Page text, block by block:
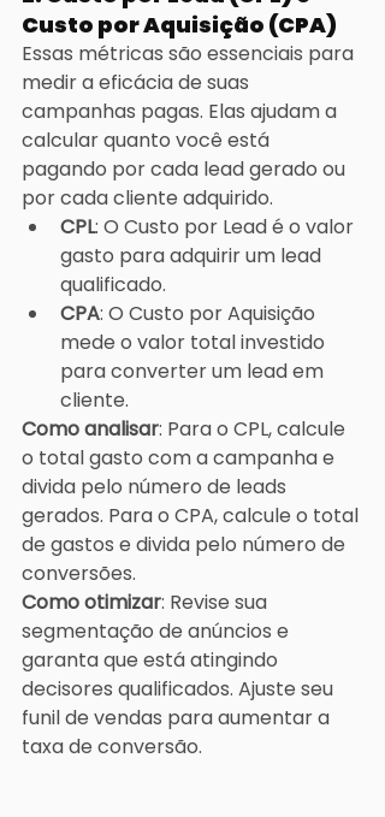
Custo por Aquisição (CPA)
Essas métricas são essenciais para
medir a eficácia de suas
campanhas pagas. Elas ajudam a
calcular quanto você está
pagando por cada lead gerado ou
por cada cliente adquirido.
CPL: O Custo por Lead é o valor
gasto para adquirir um lead
qualificado.
CPA: O Custo por Aquisição
mede o valor total investido
para converter um lead em
cliente.
Como analisar: Para o CPL, calcule
o total gasto com a campanha e
divida pelo número de leads
gerados. Para o CPA, calcule o total
de gastos e divida pelo número de
conversões.
Como otimizar: Revise sua
segmentação de anúncios e
garanta que está atingindo
decisores qualificados. Ajuste seu
funil de vendas para aumentar a
taxa de conversão.